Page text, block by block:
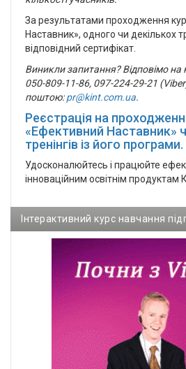
За результатами проходження
Наставник», одного чи декількох
відповідний сертифікат.
Виникли запитання? Відповімо на
050-809-11-86, 097-224-29-21
поштою:pr@kint.com.ua.
Реєстрація на
«Ефективний Наставник»
тренінгів із його програми.
Удосконалюйтесь і працюйте
інноваційним освітнім продуктам
Інтерактивний курс навчання